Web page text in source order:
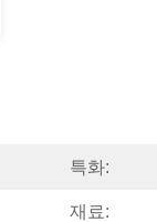
특화:
재료: